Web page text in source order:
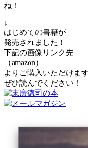
ね！
↓
はじめての書籍が
発売されました！
下記の画像リンク先
（amazon）
よりご購入いただけま
ぜひ読んでください！